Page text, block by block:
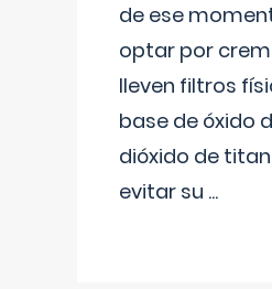
de ese
optar por
lleven filtros
base de óxido
dióxido de
evitar su ...